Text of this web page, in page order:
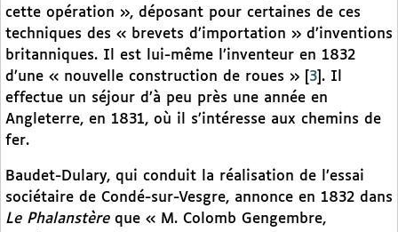
cette opération », déposant pour certaines de ces
techniques des « brevets d’importation » d’inventions
britanniques. Il est lui-même l’inventeur en 1832
d’une « nouvelle construction de roues »
3 . Il
effectue un séjour d’à peu près une année en
Angleterre, en 1831, où il s’intéresse aux chemins de
fer.
Baudet-Dulary, qui conduit la réalisation de l’essai
sociétaire de Condé-sur-Vesgre, annonce en 1832 dans
Le Phalanstère que « M. Colomb Gengembre,